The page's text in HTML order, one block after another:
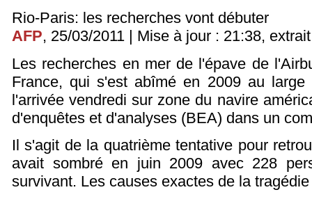
Rio-Paris: les recherches vont débuter
AFP, 25/03/2011 | Mise à jour : 21:38, extrait
Les recherches en mer de l'épave de
France, qui s'est abîmé en 2009 au
l'arrivée vendredi sur zone du navire
d'enquêtes et d'analyses (BEA) dans un
Il s'agit de la quatrième tentative pour
avait sombré en juin 2009 avec 228
survivant. Les causes exactes de la